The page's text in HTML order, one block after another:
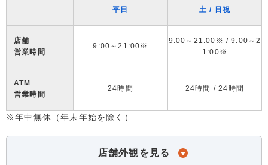
平日 土 / 日祝
店舗
営業時間
9:00～21:00※
9:00～21:00※ / 9:00～2
1:00※
ATM
営業時間
24時間 24時間 / 24時間
※年中無休（年末年始を除く）
店舗外観を見る